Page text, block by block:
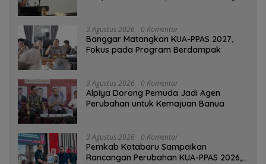
3 Agustus 2026 0 Komentar
‎Banggar Matangkan KUA-PPAS 2027,
Fokus pada Program Berdampak
3 Agustus 2026 0 Komentar
‎Alpiya Dorong Pemuda Jadi Agen
Perubahan untuk Kemajuan Banua ‎
3 Agustus 2026 0 Komentar
Pemkab Kotabaru Sampaikan
Rancangan Perubahan KUA-PPAS 2026,